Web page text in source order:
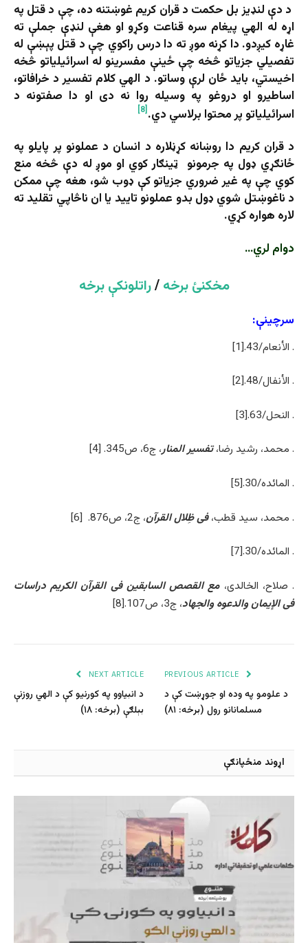
د دې لنډیز بل حکمت د قران کریم غوښتنه ده، چې د قتل په
اړه له الهي پیغام سره قناعت وکړو او هغې لنډې جملې ته
غاړه کیږدو. دا کړنه موږ ته دا درس راکوي چې د قتل پېښې له
تفصیلي جزیاتو څخه چې ځینې مفسرینو له اسرائیلیاتو څخه
اخیستي، باید ځان لرې وساتو. د الهي کلام تفسیر د خرافاتو،
اساطیرو او دروغو په وسیله روا نه دی او دا صفتونه د
اسرائیلیاتو پر محتوا برلاسي دي. [8]
د قران کريم دا روښانه کړڼلاره د انسان د عملونو پر پایلو په
ځانګړي ډول په جرمونو ټینګار کوي او موږ له دې څخه منع
کوي چې په غیر ضروري جزیاتو کې ډوب شو، هغه چې ممکن
د ناغوښتل شوي ډول بدو عملونو تایید یا ان ناڅاپي تقلید ته
لاره هواره کړي.
دوام لري…
مخکنئ برخه/راتلونکې برخه
سرچینې:
. الأنعام/43.[1]
. الأنفال/48.[2]
. النحل/63.[3]
. محمد، رشید رضا،تفسیر المنار، ج6، ص345. [4]
. المائده/30.[5]
. محمد، سید قطب،فی ظِلال القرآن، ج2، ص876. [6]
. المائده/30.[7]
. صلاح، الخالدی،مع القصص السابقین فی القرآن الکریم دراسات
فی الإیمان والدعوه والجهاد، ج3، ص107.[8]
د علومو په وده او جوړښت کې د
مسلمانانو رول (برخه: ۸۱)
NEXT ARTICLE
د انبیاوو په کورنیو کې د الهي روزنې
بېلګې (برخه: ۱۸)
اړوند منځپانګې